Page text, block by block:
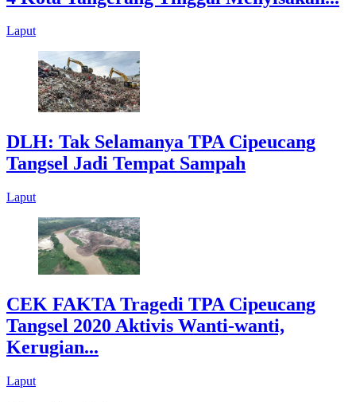
Laput
DLH: Tak Selamanya TPA Cipeucang
Tangsel Jadi Tempat Sampah
Laput
CEK FAKTA Tragedi TPA Cipeucang
Tangsel 2020 Aktivis Wanti-wanti,
Kerugian...
Laput